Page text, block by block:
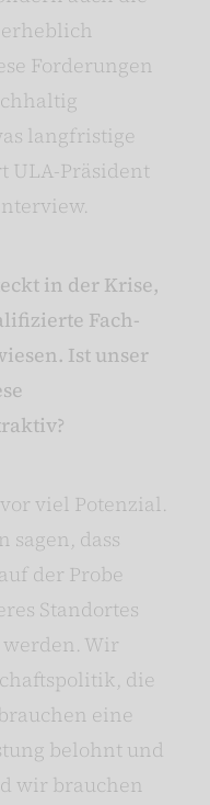
Forderungen
langfristige
ULA-Präsident
in der Krise,
Fach-
Ist unser
viel Potenzial.
sagen, dass
der Probe
Standortes
Wir
die
eine
belohnt und
wir brauchen